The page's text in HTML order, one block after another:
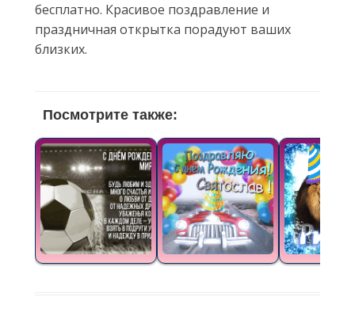
бесплатно. Красивое поздравление и
праздничная открытка порадуют ваших
близких.
Посмотрите также: